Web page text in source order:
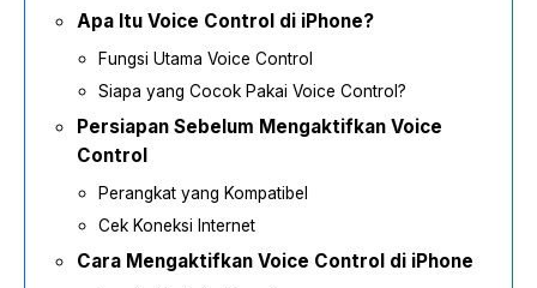
Apa Itu Voice Control di iPhone?
Fungsi Utama Voice Control
Siapa yang Cocok Pakai Voice Control?
Persiapan Sebelum Mengaktifkan Voice
Control
Perangkat yang Kompatibel
Cek Koneksi Internet
Cara Mengaktifkan Voice Control di iPhone